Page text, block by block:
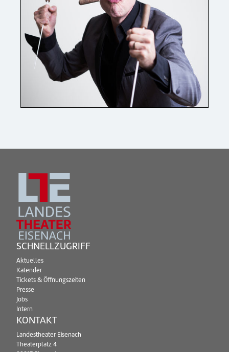
SCHNELLZUGRIFF
Aktuelles
Kalender
Tickets & Öffnungszeiten
Presse
Jobs
Intern
KONTAKT
Landestheater Eisenach
Theaterplatz 4